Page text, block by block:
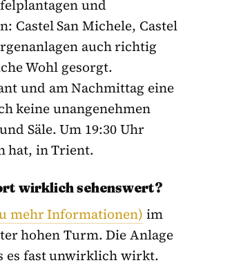
und
Castel San Michele, Castel
auch richtig
Wohl gesorgt.
und am Nachmittag eine
keine unangenehmen
Säle. Um 19:30 Uhr
hat, in Trient.
wirklich sehenswert?
mehr Informationen) im
hohen Turm. Die Anlage
es fast unwirklich wirkt.